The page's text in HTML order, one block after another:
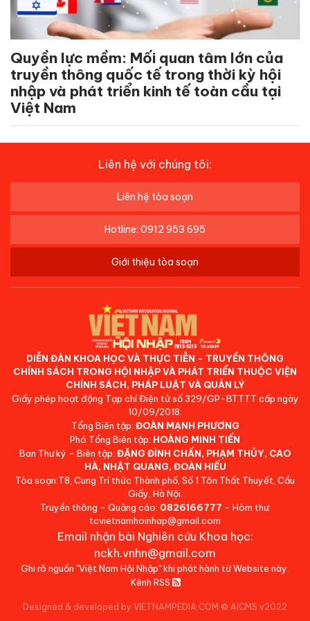
Quyền lực mềm: Mối quan tâm lớn của
truyền thông quốc tế trong thời kỳ hội
nhập và phát triển kinh tế toàn cầu tại
Việt Nam
Liên hệ với chúng tôi:
Liên hệ tòa soạn
Hotline: 0912 953 695
Giới thiệu tòa soạn
DIỄN ĐÀN KHOA HỌC VÀ THỰC TIỄN - TRUYỀN THÔNG
CHÍNH SÁCH TRONG HỘI NHẬP VÀ PHÁT TRIỂN THUỘC VIỆN
CHÍNH SÁCH, PHÁP LUẬT VÀ QUẢN LÝ
Giấy phép hoạt động Tạp chí Điện tử số 329/GP-BTTTT cấp ngày
10/09/2018.
Tổng Biên tập: ĐOÀN MẠNH PHƯƠNG
Phó Tổng Biên tập: HOÀNG MINH TIẾN
Ban Thư ký - Biên tập: ĐẶNG ĐÌNH CHẤN, PHẠM THỦY, CAO
HÀ, NHẬT QUANG, ĐOÀN HIẾU
Tòa soạn:T8, Cung Trí thức Thành phố, Số 1 Tôn Thất Thuyết, Cầu
Giấy, Hà Nội.
Truyền thông - Quảng cáo: 0826166777 - Hòm thư:
tcvietnamhoinhap@gmail.com
Email nhận bài Nghiên cứu Khoa học:
nckh.vnhn@gmail.com
Ghi rõ nguồn "Việt Nam Hội Nhập" khi phát hành từ Website này.
Kênh RSS
Designed & developed by VIETNAMPEDIA.COM © AICMS v2022